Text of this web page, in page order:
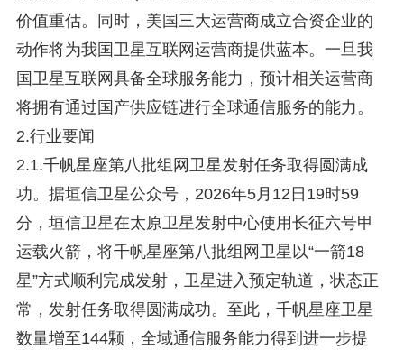
价值重估。同时，美国三大运营商成立合资企业的
动作将为我国卫星互联网运营商提供蓝本。一旦我
国卫星互联网具备全球服务能力，预计相关运营商
将拥有通过国产供应链进行全球通信服务的能力。
2.行业要闻
2.1.千帆星座第八批组网卫星发射任务取得圆满成
功。据垣信卫星公众号，2026年5月12日19时59
分，垣信卫星在太原卫星发射中心使用长征六号甲
运载火箭，将千帆星座第八批组网卫星以“一箭18
星”方式顺利完成发射，卫星进入预定轨道，状态正
常，发射任务取得圆满成功。至此，千帆星座卫星
数量增至144颗，全域通信服务能力得到进一步提